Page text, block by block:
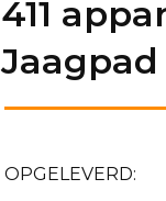
411
OPGELEVERD: